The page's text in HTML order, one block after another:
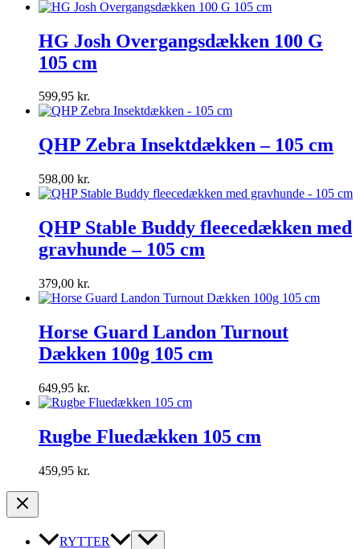
HG Josh Overgangsdækken 100 G
105 cm
599,95 kr.
QHP Zebra Insektdækken – 105 cm
598,00 kr.
QHP Stable Buddy fleecedækken med
gravhunde – 105 cm
379,00 kr.
Horse Guard Landon Turnout
Dækken 100g 105 cm
649,95 kr.
Rugbe Fluedækken 105 cm
459,95 kr.
RYTTER